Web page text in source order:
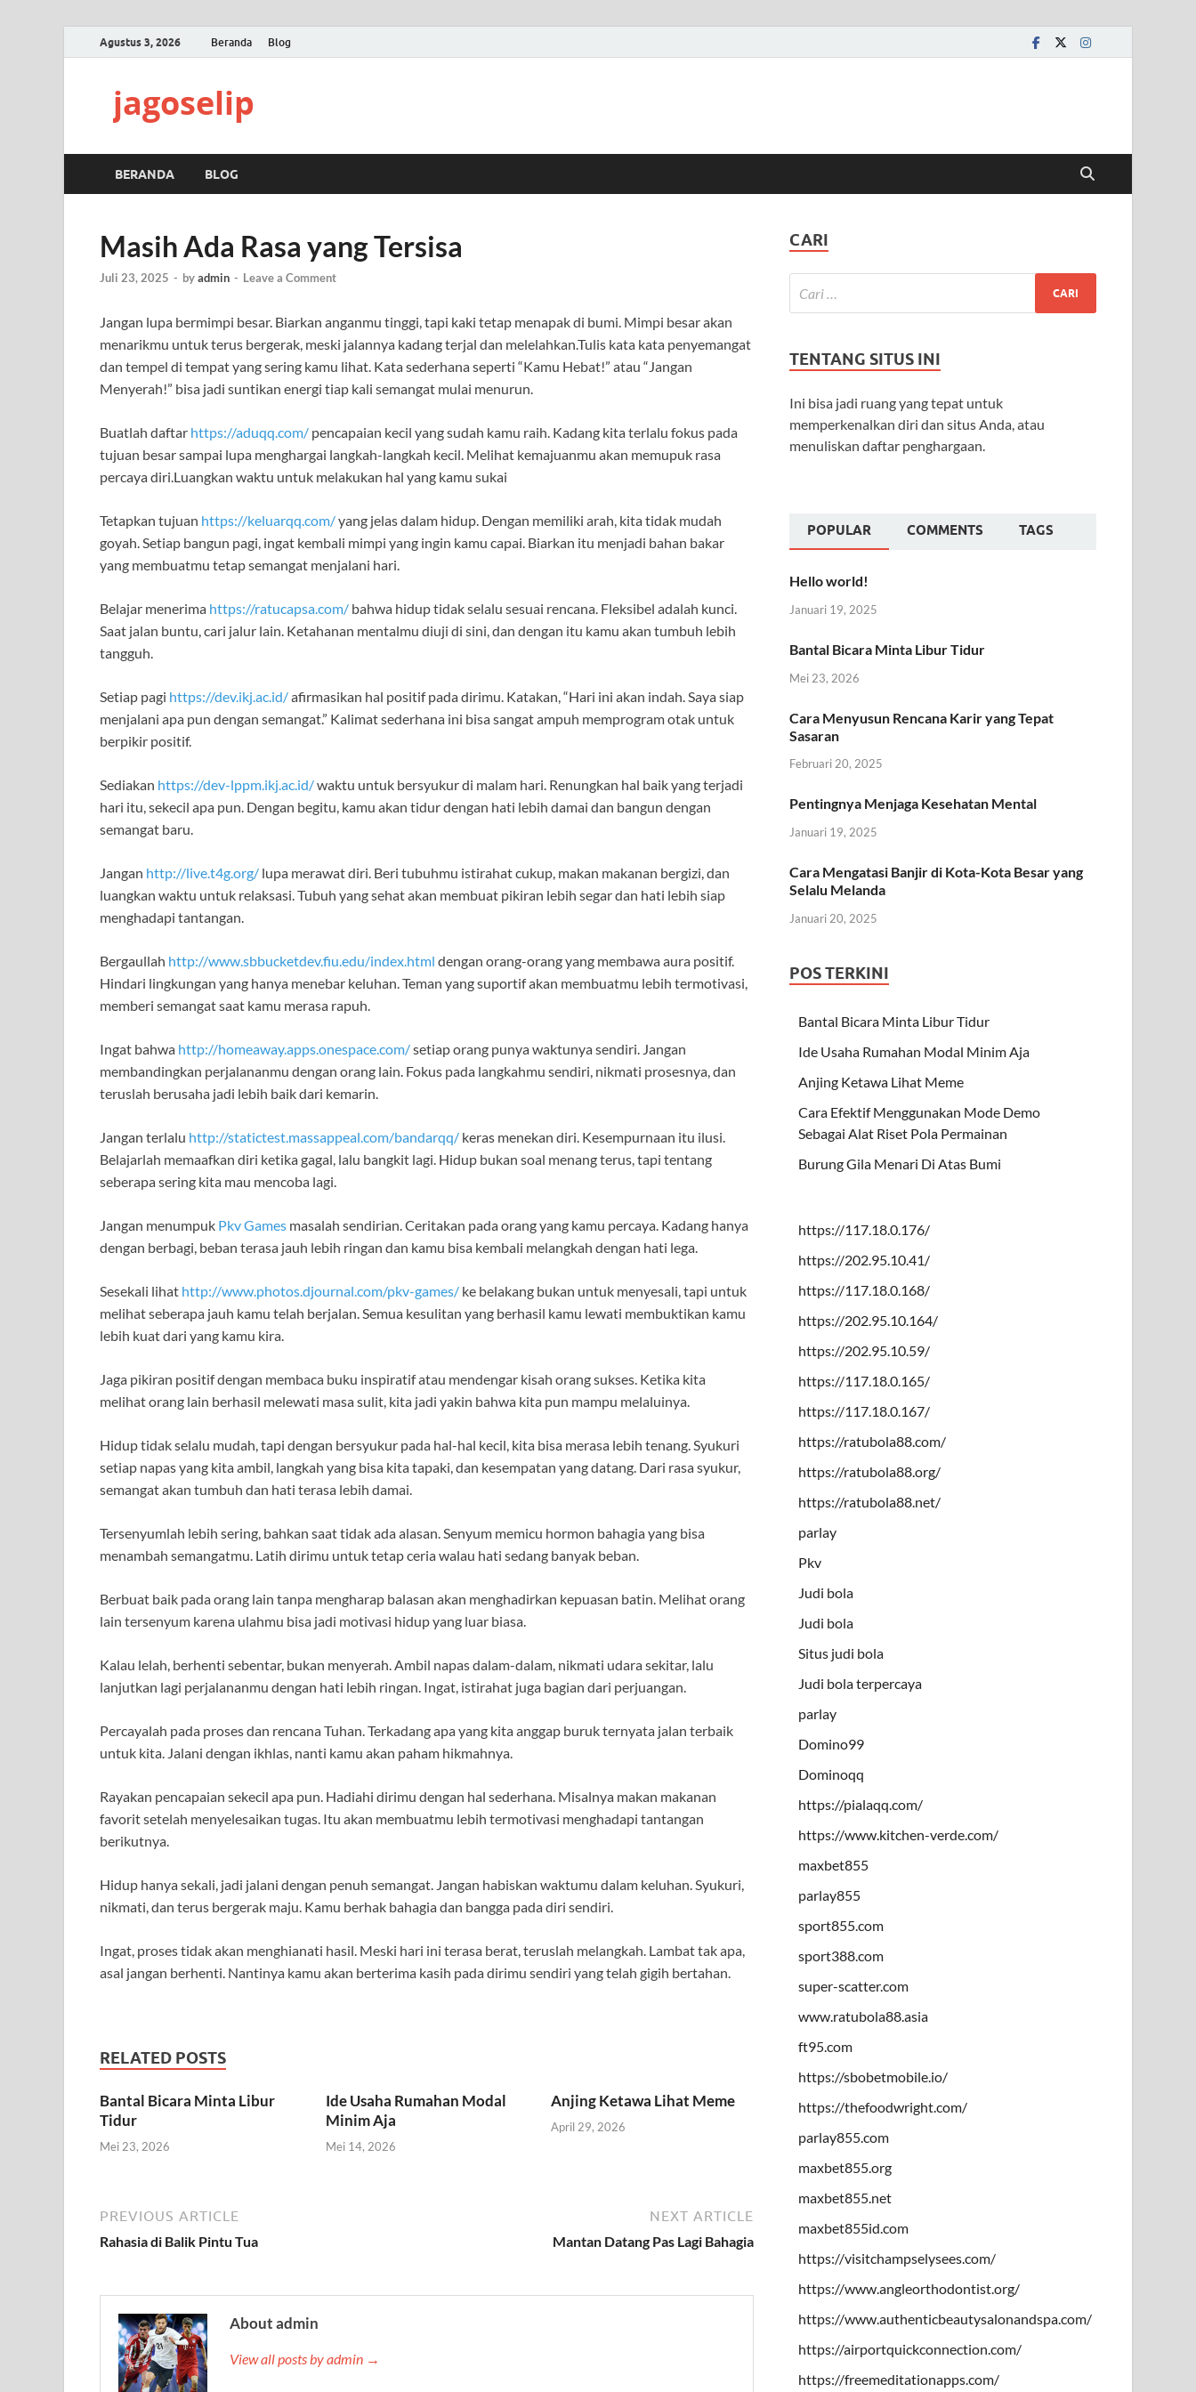
Agustus 3, 2026 Beranda Blog
jagoselip
BERANDA BLOG
Masih Ada Rasa yang Tersisa
Juli 23, 2025 - byadmin - Leave a Comment
Jangan lupa bermimpi besar. Biarkan anganmu tinggi, tapi kaki tetap menapak di bumi. Mimpi besar akan
menarikmu untuk terus bergerak, meski jalannya kadang terjal dan melelahkan.Tulis kata kata penyemangat
dan tempel di tempat yang sering kamu lihat. Kata sederhana seperti “Kamu Hebat!” atau “Jangan
Menyerah!” bisa jadi suntikan energi tiap kali semangat mulai menurun.
Buatlah daftar https://aduqq.com/ pencapaian kecil yang sudah kamu raih. Kadang kita terlalu fokus pada
tujuan besar sampai lupa menghargai langkah-langkah kecil. Melihat kemajuanmu akan memupuk rasa
percaya diri.Luangkan waktu untuk melakukan hal yang kamu sukai
Tetapkan tujuan https://keluarqq.com/yang jelas dalam hidup. Dengan memiliki arah, kita tidak mudah
goyah. Setiap bangun pagi, ingat kembali mimpi yang ingin kamu capai. Biarkan itu menjadi bahan bakar
yang membuatmu tetap semangat menjalani hari.
Belajar menerima https://ratucapsa.com/ bahwa hidup tidak selalu sesuai rencana. Fleksibel adalah kunci.
Saat jalan buntu, cari jalur lain. Ketahanan mentalmu diuji di sini, dan dengan itu kamu akan tumbuh lebih
tangguh.
Setiap pagi https://dev.ikj.ac.id/afirmasikan hal positif pada dirimu. Katakan, “Hari ini akan indah. Saya siap
menjalani apa pun dengan semangat.” Kalimat sederhana ini bisa sangat ampuh memprogram otak untuk
berpikir positif.
Sediakan https://dev-lppm.ikj.ac.id/waktu untuk bersyukur di malam hari. Renungkan hal baik yang terjadi
hari itu, sekecil apa pun. Dengan begitu, kamu akan tidur dengan hati lebih damai dan bangun dengan
semangat baru.
Jangan http://live.t4g.org/ lupa merawat diri. Beri tubuhmu istirahat cukup, makan makanan bergizi, dan
luangkan waktu untuk relaksasi. Tubuh yang sehat akan membuat pikiran lebih segar dan hati lebih siap
menghadapi tantangan.
Bergaullah http://www.sbbucketdev.fiu.edu/index.html dengan orang-orang yang membawa aura positif.
Hindari lingkungan yang hanya menebar keluhan. Teman yang suportif akan membuatmu lebih termotivasi,
memberi semangat saat kamu merasa rapuh.
Ingat bahwa http://homeaway.apps.onespace.com/setiap orang punya waktunya sendiri. Jangan
membandingkan perjalananmu dengan orang lain. Fokus pada langkahmu sendiri, nikmati prosesnya, dan
teruslah berusaha jadi lebih baik dari kemarin.
Jangan terlalu http://statictest.massappeal.com/bandarqq/ keras menekan diri. Kesempurnaan itu ilusi.
Belajarlah memaafkan diri ketika gagal, lalu bangkit lagi. Hidup bukan soal menang terus, tapi tentang
seberapa sering kita mau mencoba lagi.
Jangan menumpuk Pkv Games masalah sendirian. Ceritakan pada orang yang kamu percaya. Kadang hanya
dengan berbagi, beban terasa jauh lebih ringan dan kamu bisa kembali melangkah dengan hati lega.
Sesekali lihat http://www.photos.djournal.com/pkv-games/ ke belakang bukan untuk menyesali, tapi untuk
melihat seberapa jauh kamu telah berjalan. Semua kesulitan yang berhasil kamu lewati membuktikan kamu
lebih kuat dari yang kamu kira.
Jaga pikiran positif dengan membaca buku inspiratif atau mendengar kisah orang sukses. Ketika kita
melihat orang lain berhasil melewati masa sulit, kita jadi yakin bahwa kita pun mampu melaluinya.
Hidup tidak selalu mudah, tapi dengan bersyukur pada hal-hal kecil, kita bisa merasa lebih tenang. Syukuri
setiap napas yang kita ambil, langkah yang bisa kita tapaki, dan kesempatan yang datang. Dari rasa syukur,
semangat akan tumbuh dan hati terasa lebih damai.
Tersenyumlah lebih sering, bahkan saat tidak ada alasan. Senyum memicu hormon bahagia yang bisa
menambah semangatmu. Latih dirimu untuk tetap ceria walau hati sedang banyak beban.
Berbuat baik pada orang lain tanpa mengharap balasan akan menghadirkan kepuasan batin. Melihat orang
lain tersenyum karena ulahmu bisa jadi motivasi hidup yang luar biasa.
Kalau lelah, berhenti sebentar, bukan menyerah. Ambil napas dalam-dalam, nikmati udara sekitar, lalu
lanjutkan lagi perjalananmu dengan hati lebih ringan. Ingat, istirahat juga bagian dari perjuangan.
Percayalah pada proses dan rencana Tuhan. Terkadang apa yang kita anggap buruk ternyata jalan terbaik
untuk kita. Jalani dengan ikhlas, nanti kamu akan paham hikmahnya.
Rayakan pencapaian sekecil apa pun. Hadiahi dirimu dengan hal sederhana. Misalnya makan makanan
favorit setelah menyelesaikan tugas. Itu akan membuatmu lebih termotivasi menghadapi tantangan
berikutnya.
Hidup hanya sekali, jadi jalani dengan penuh semangat. Jangan habiskan waktumu dalam keluhan. Syukuri,
nikmati, dan terus bergerak maju. Kamu berhak bahagia dan bangga pada diri sendiri.
Ingat, proses tidak akan menghianati hasil. Meski hari ini terasa berat, teruslah melangkah. Lambat tak apa,
asal jangan berhenti. Nantinya kamu akan berterima kasih pada dirimu sendiri yang telah gigih bertahan.
RELATED POSTS
Bantal Bicara Minta Libur
Tidur
Mei 23, 2026
Ide Usaha Rumahan Modal
Minim Aja
Mei 14, 2026
Anjing Ketawa Lihat Meme
April 29, 2026
PREVIOUS ARTICLE
Rahasia di Balik Pintu Tua
NEXT ARTICLE
Mantan Datang Pas Lagi Bahagia
About admin
View all posts by admin →
CARI
TENTANG SITUS INI
Ini bisa jadi ruang yang tepat untuk
memperkenalkan diri dan situs Anda, atau
menuliskan daftar penghargaan.
POPULAR COMMENTS TAGS
Hello world!
Januari 19, 2025
Bantal Bicara Minta Libur Tidur
Mei 23, 2026
Cara Menyusun Rencana Karir yang Tepat
Sasaran
Februari 20, 2025
Pentingnya Menjaga Kesehatan Mental
Januari 19, 2025
Cara Mengatasi Banjir di Kota-Kota Besar yang
Selalu Melanda
Januari 20, 2025
POS TERKINI
Bantal Bicara Minta Libur Tidur
Ide Usaha Rumahan Modal Minim Aja
Anjing Ketawa Lihat Meme
Cara Efektif Menggunakan Mode Demo
Sebagai Alat Riset Pola Permainan
Burung Gila Menari Di Atas Bumi
https://117.18.0.176/
https://202.95.10.41/
https://117.18.0.168/
https://202.95.10.164/
https://202.95.10.59/
https://117.18.0.165/
https://117.18.0.167/
https://ratubola88.com/
https://ratubola88.org/
https://ratubola88.net/
parlay
Pkv
Judi bola
Judi bola
Situs judi bola
Judi bola terpercaya
parlay
Domino99
Dominoqq
https://pialaqq.com/
https://www.kitchen-verde.com/
maxbet855
parlay855
sport855.com
sport388.com
super-scatter.com
www.ratubola88.asia
ft95.com
https://sbobetmobile.io/
https://thefoodwright.com/
parlay855.com
maxbet855.org
maxbet855.net
maxbet855id.com
https://visitchampselysees.com/
https://www.angleorthodontist.org/
https://www.authenticbeautysalonandspa.com/
https://airportquickconnection.com/
https://freemeditationapps.com/